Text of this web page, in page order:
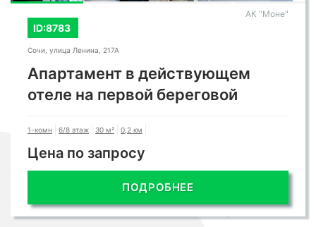
ID:8783
АК "Моне"
Сочи, улица Ленина, 217А
Апартамент в действующем
отеле на первой береговой
1-комн 6/8 этаж 30 м² 0,2 км
Цена по запросу
ПОДРОБНЕЕ